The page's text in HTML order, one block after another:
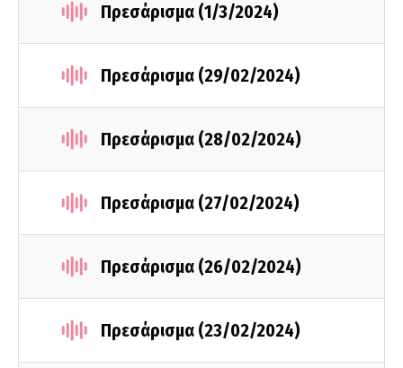
Πρεσάρισμα (1/3/2024)
Πρεσάρισμα (29/02/2024)
Πρεσάρισμα (28/02/2024)
Πρεσάρισμα (27/02/2024)
Πρεσάρισμα (26/02/2024)
Πρεσάρισμα (23/02/2024)